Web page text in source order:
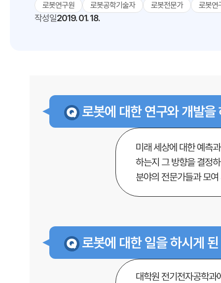
로봇연구원 로봇공학기술자 로봇전문가 로봇연
작성일2019. 01. 18.
로봇에 대한 연구와 개발
미래 세상에 대한 예측
하는지 그 방향을 결정
분야의 전문가들과 모
로봇에 대한 일을 하시게
대학원 전기전자공학과